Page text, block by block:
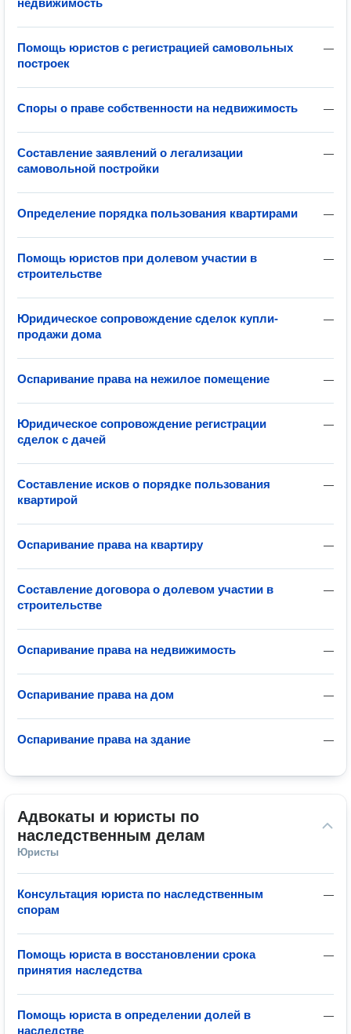
недвижимость
—
Помощь юристов с регистрацией самовольных
построек
—
Споры о праве собственности на недвижимость
—
Составление заявлений о легализации
самовольной постройки
—
Определение порядка пользования квартирами
—
Помощь юристов при долевом участии в
строительстве
—
Юридическое сопровождение сделок купли-
продажи дома
—
Оспаривание права на нежилое помещение
—
Юридическое сопровождение регистрации
сделок с дачей
—
Составление исков о порядке пользования
квартирой
—
Оспаривание права на квартиру
—
Составление договора о долевом участии в
строительстве
—
Оспаривание права на недвижимость
—
Оспаривание права на дом
—
Оспаривание права на здание
Адвокаты и юристы по
наследственным делам
Юристы
—
Консультация юриста по наследственным
спорам
—
Помощь юриста в восстановлении срока
принятия наследства
—
Помощь юриста в определении долей в
наследстве